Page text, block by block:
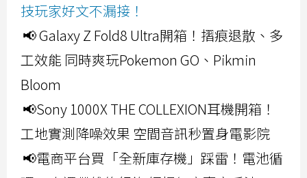
技玩家好文不漏接！
📢 Galaxy Z Fold8 Ultra開箱！摺痕退散、多
工效能 同時爽玩Pokemon GO、Pikmin
Bloom
📢Sony 1000X THE COLLEXION耳機開箱！
工地實測降噪效果 空間音訊秒置身電影院
📢電商平台買「全新庫存機」踩雷！電池循